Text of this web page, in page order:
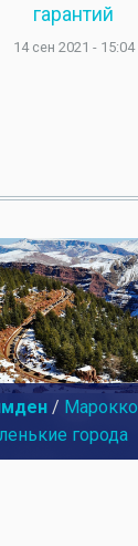
гарантий
14 сен 2021 - 15:04
/ Марокко
города